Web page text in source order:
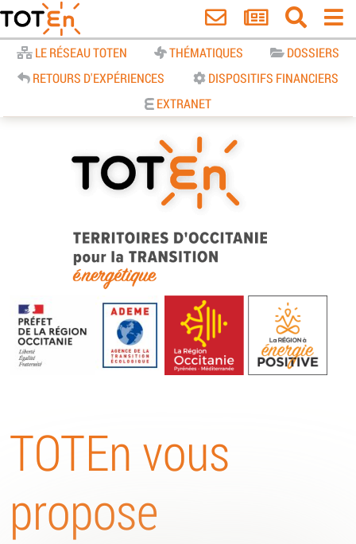
LE RÉSEAU TOTEN THÉMATIQUES
DOSSIERS
RETOURS D'EXPÉRIENCES
DISPOSITIFS FINANCIERS
EXTRANET
TOTEn Occitanie | Territoires
d’Occitanie pour la Transition
Energétique
TOTEn vous
propose